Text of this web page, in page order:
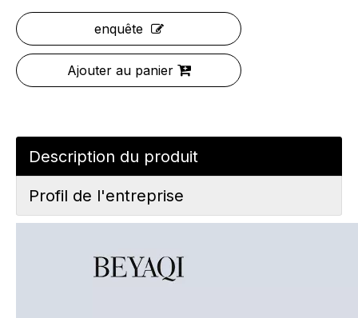
enquête
Ajouter au panier
Description du produit
Profil de l'entreprise